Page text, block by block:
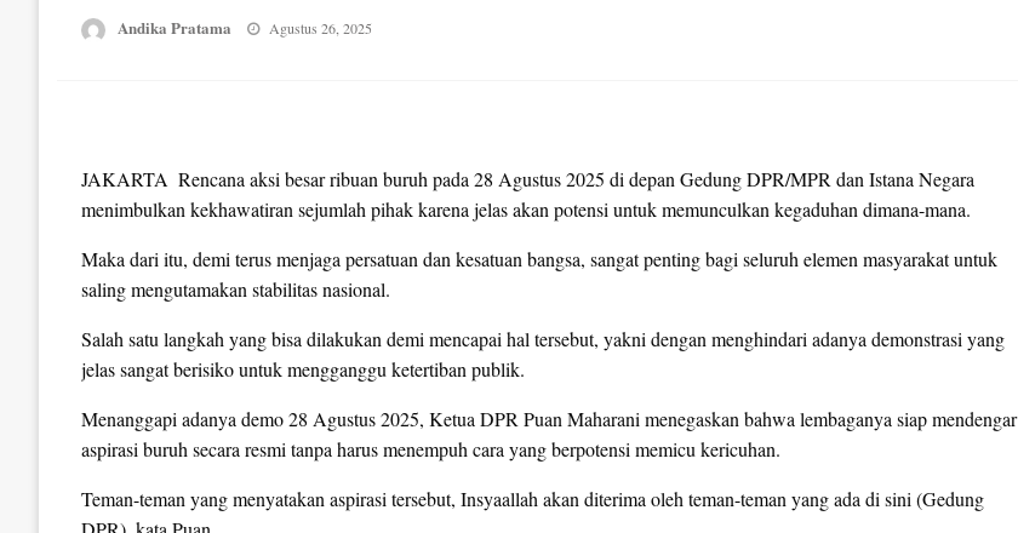
Andika Pratama
Posted
Agustus 26, 2025
JAKARTA  Rencana aksi besar ribuan buruh pada 28 Agustus 2025 di depan Gedung DPR/MPR dan Istana Negara
menimbulkan kekhawatiran sejumlah pihak karena jelas akan potensi untuk memunculkan kegaduhan dimana-mana.
Maka dari itu, demi terus menjaga persatuan dan kesatuan bangsa, sangat penting bagi seluruh elemen masyarakat untuk
saling mengutamakan stabilitas nasional.
Salah satu langkah yang bisa dilakukan demi mencapai hal tersebut, yakni dengan menghindari adanya demonstrasi yang
jelas sangat berisiko untuk mengganggu ketertiban publik.
Menanggapi adanya demo 28 Agustus 2025, Ketua DPR Puan Maharani menegaskan bahwa lembaganya siap mendengar
aspirasi buruh secara resmi tanpa harus menempuh cara yang berpotensi memicu kericuhan.
Teman-teman yang menyatakan aspirasi tersebut, Insyaallah akan diterima oleh teman-teman yang ada di sini (Gedung